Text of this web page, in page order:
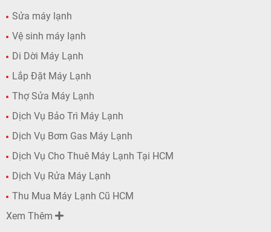
Sửa máy lạnh
Vệ sinh máy lạnh
Di Dời Máy Lạnh
Lắp Đặt Máy Lạnh
Thợ Sửa Máy Lạnh
Dịch Vụ Bảo Trì Máy Lạnh
Dịch Vụ Bơm Gas Máy Lạnh
Dịch Vụ Cho Thuê Máy Lạnh Tại HCM
Dịch Vụ Rửa Máy Lạnh
Thu Mua Máy Lạnh Cũ HCM
Xem Thêm